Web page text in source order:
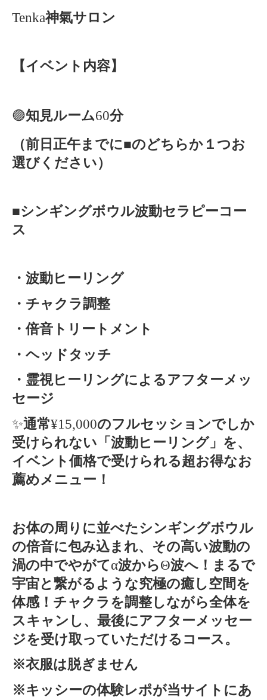
Tenka神氣サロン
【イベント内容】
🟣知見ルーム60分
（前日正午までに■のどちらか１つお
選びください）
■シンギングボウル波動セラピーコー
ス
・波動ヒーリング
・チャクラ調整
・倍音トリートメント
・ヘッドタッチ
・霊視ヒーリングによるアフターメッ
セージ
✨通常¥15,000のフルセッションでしか
受けられない「波動ヒーリング」を、
イベント価格で受けられる超お得なお
薦めメニュー！
お体の周りに並べたシンギングボウル
の倍音に包み込まれ、その高い波動の
渦の中でやがてα波からΘ波へ！まるで
宇宙と繋がるような究極の癒し空間を
体感！チャクラを調整しながら全体を
スキャンし、最後にアフターメッセー
ジを受け取っていただけるコース。
※衣服は脱ぎません
※キッシーの体験レポが当サイトにあ